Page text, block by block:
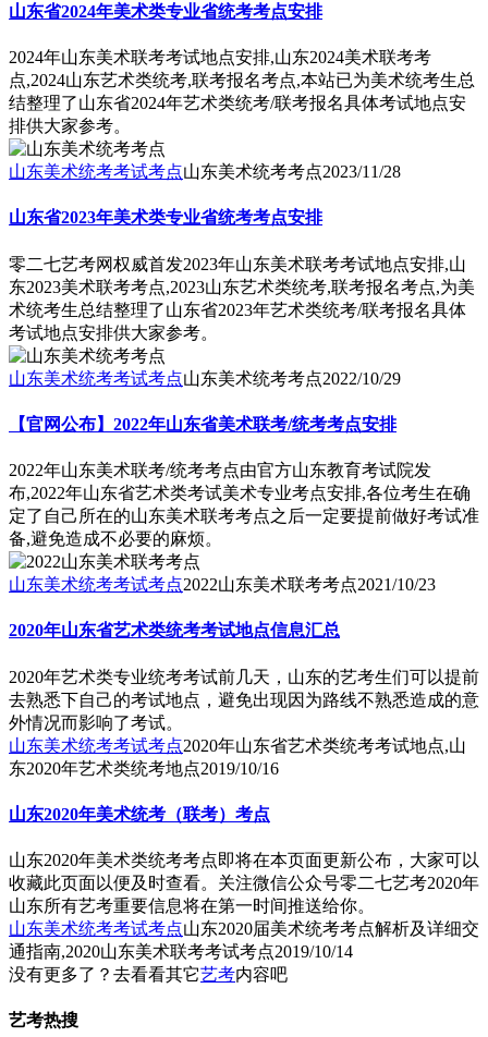
山东省2024年美术类专业省统考考点安排
2024年山东美术联考考试地点安排,山东2024美术联考考
点,2024山东艺术类统考,联考报名考点,本站已为美术统考生总
结整理了山东省2024年艺术类统考/联考报名具体考试地点安
排供大家参考。
山东美术统考考试考点山东美术统考考点2023/11/28
山东省2023年美术类专业省统考考点安排
零二七艺考网权威首发2023年山东美术联考考试地点安排,山
东2023美术联考考点,2023山东艺术类统考,联考报名考点,为美
术统考生总结整理了山东省2023年艺术类统考/联考报名具体
考试地点安排供大家参考。
山东美术统考考试考点山东美术统考考点2022/10/29
【官网公布】2022年山东省美术联考/统考考点安排
2022年山东美术联考/统考考点由官方山东教育考试院发
布,2022年山东省艺术类考试美术专业考点安排,各位考生在确
定了自己所在的山东美术联考考点之后一定要提前做好考试准
备,避免造成不必要的麻烦。
山东美术统考考试考点2022山东美术联考考点2021/10/23
2020年山东省艺术类统考考试地点信息汇总
2020年艺术类专业统考考试前几天，山东的艺考生们可以提前
去熟悉下自己的考试地点，避免出现因为路线不熟悉造成的意
外情况而影响了考试。
山东美术统考考试考点2020年山东省艺术类统考考试地点,山
东2020年艺术类统考地点2019/10/16
山东2020年美术统考（联考）考点
山东2020年美术类统考考点即将在本页面更新公布，大家可以
收藏此页面以便及时查看。关注微信公众号零二七艺考2020年
山东所有艺考重要信息将在第一时间推送给你。
山东美术统考考试考点山东2020届美术统考考点解析及详细交
通指南,2020山东美术联考考试考点2019/10/14
没有更多了？去看看其它艺考内容吧
艺考热搜